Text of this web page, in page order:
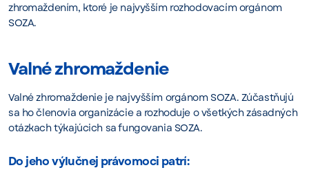
zhromaždením, ktoré je najvyšším rozhodovacím orgánom
SOZA.
Valné zhromaždenie
Valné zhromaždenie je najvyšším orgánom SOZA. Zúčastňujú
sa ho členovia organizácie a rozhoduje o všetkých zásadných
otázkach týkajúcich sa fungovania SOZA.
Do jeho výlučnej právomoci patrí: